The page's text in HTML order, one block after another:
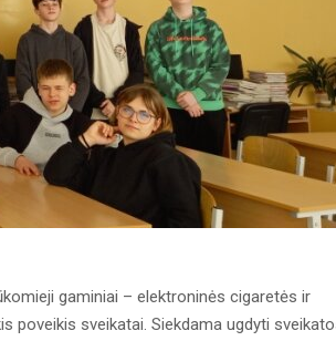
gaminiai – elektroninės cigaretės ir
poveikis sveikatai. Siekdama ugdyti